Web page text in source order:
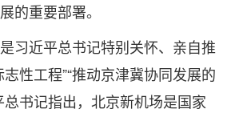
的重要部署。
近平总书记特别关怀、亲自推
性工程”“推动京津冀协同发展的
总书记指出，北京新机场是国家